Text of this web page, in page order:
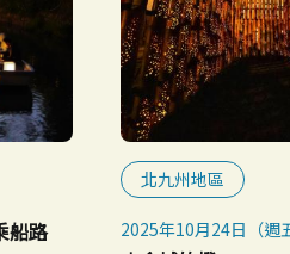
船路
北九州地區
2025年10月24日（週